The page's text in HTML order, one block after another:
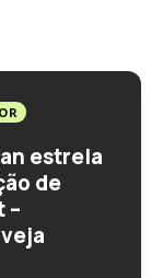
estrela
de
–